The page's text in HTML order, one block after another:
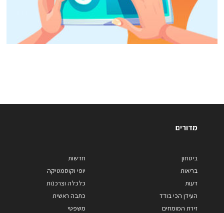
מדורים
ביטחון
בריאות
דעות
העידן הכי בודד
זירת המומחים
חדשות
יופי וקוסמטיקה
כלכלה וצרכנות
כתבה ראשית
משפטי